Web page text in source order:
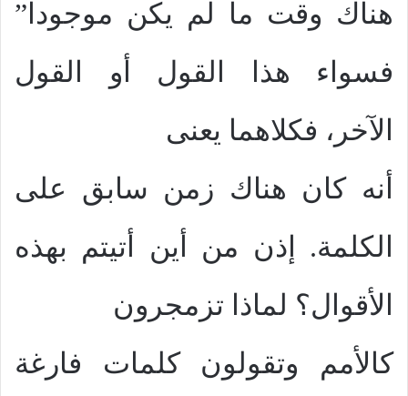
هناك وقت ما لم يكن موجوداً”
فسواء هذا القول أو القول
الآخر، فكلاهما يعنى
أنه كان هناك زمن سابق على
الكلمة. إذن من أين أتيتم بهذه
الأقوال؟ لماذا تزمجرون
كالأمم وتقولون كلمات فارغة